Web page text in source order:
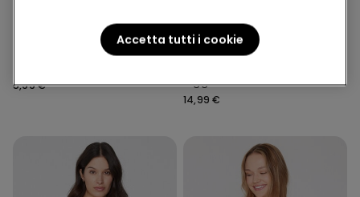
5,99 €
Leggermente Imbottito
Pizzo Riciclato Wien
14,99 €
Accetta tutti i cookie